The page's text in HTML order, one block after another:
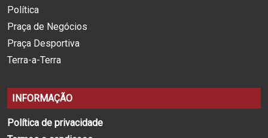
Política
Praça de Negócios
Praça Desportiva
Terra-a-Terra
INFORMAÇÃO
Política de privacidade